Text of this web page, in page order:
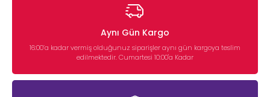
Aynı Gün Kargo
16:00’a kadar vermiş olduğunuz siparişler aynı gün kargoya teslim
edilmektedir. Cumartesi 10:00'a Kadar